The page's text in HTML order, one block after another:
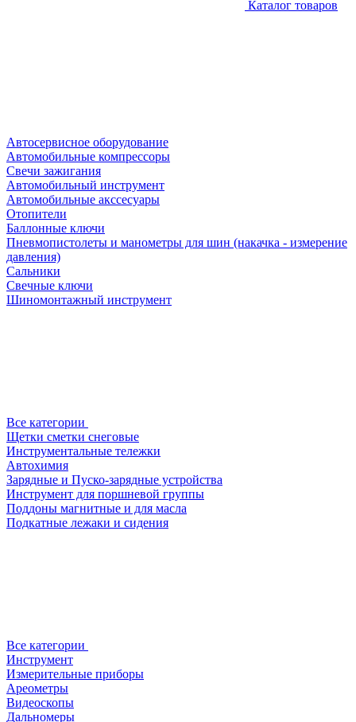
Каталог товаров
Автосервисное оборудование
Автомобильные компрессоры
Свечи зажигания
Автомобильный инструмент
Автомобильные акссесуары
Отопители
Баллонные ключи
Пневмопистолеты и манометры для шин (накачка - измерение
давления)
Сальники
Свечные ключи
Шиномонтажный инструмент
Все категории
Щетки сметки снеговые
Инструментальные тележки
Автохимия
Зарядные и Пуско-зарядные устройства
Инструмент для поршневой группы
Поддоны магнитные и для масла
Подкатные лежаки и сидения
Все категории
Инструмент
Измерительные приборы
Ареометры
Видеоскопы
Дальномеры